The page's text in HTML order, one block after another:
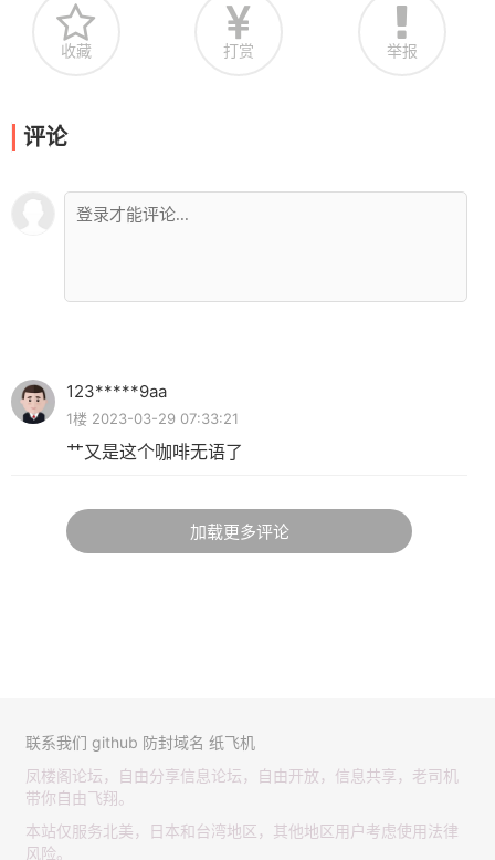
收藏 打赏 举报
评论
123*****9aa
1楼 2023-03-29 07:33:21
艹又是这个咖啡无语了
加载更多评论
联系我们 github 防封域名 纸飞机
凤楼阁论坛，自由分享信息论坛，自由开放，信息共享，老司机
带你自由飞翔。
本站仅服务北美，日本和台湾地区，其他地区用户考虑使用法律
风险。